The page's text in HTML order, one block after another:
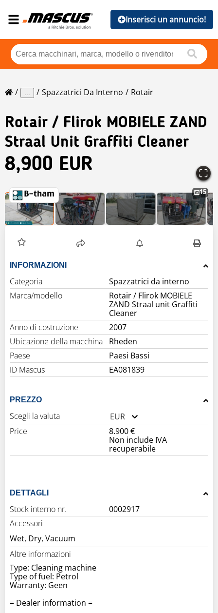
Inserisci un annuncio!
... Spazzatrici Da Interno Rotair
Rotair / Flirok MOBIELE ZAND
Straal Unit Graffiti Cleaner
8,900 EUR
15
INFORMAZIONI
Categoria
Spazzatrici da interno
Marca/modello
Rotair / Flirok MOBIELE
ZAND Straal unit Graffiti
Cleaner
Anno di costruzione
2007
Ubicazione della macchina
Rheden
Paese
Paesi Bassi
ID Mascus
EA081839
PREZZO
Scegli la valuta
EUR
Price
8.900 €
Non include IVA
recuperabile
DETTAGLI
Stock interno nr.
0002917
Accessori
Wet, Dry, Vacuum
Altre informazioni
Type: Cleaning machine
Type of fuel: Petrol
Warranty: Geen
= Dealer information =